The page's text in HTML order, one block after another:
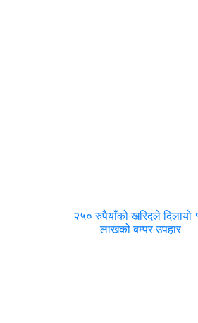
२५० रुपैयाँको खरिदले दिलायो
लाखको बम्पर उपहार